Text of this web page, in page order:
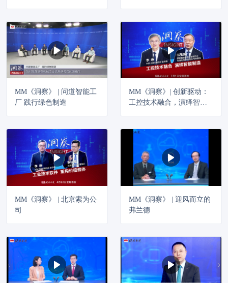
MM《洞察》 | 问道智能工
厂 践行绿色制造
MM《洞察》| 创新驱动：
工控技术融合，演绎智能
MM《洞察》 | 北京索为公
司
MM《洞察》 | 迎风而立的
弗兰德